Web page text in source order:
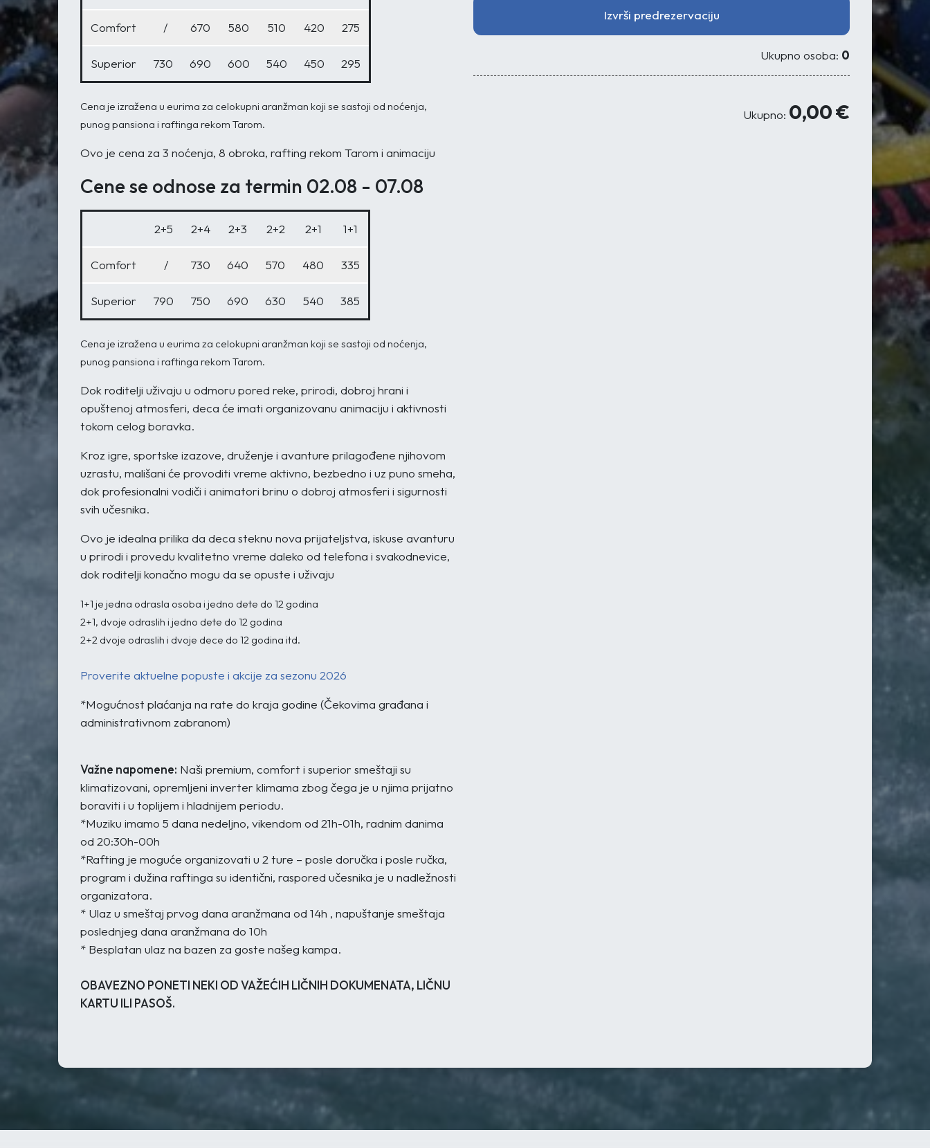
Comfort / 670 580 510 420 275
Superior 730 690 600 540 450 295
Cena je izražena u eurima za celokupni aranžman koji se sastoji od noćenja,
punog pansiona i raftinga rekom Tarom.
Ovo je cena za 3 noćenja, 8 obroka, rafting rekom Tarom i animaciju
Cene se odnose za termin 02.08 - 07.08
2+5 2+4 2+3 2+2 2+1 1+1
Comfort / 730 640 570 480 335
Superior 790 750 690 630 540 385
Cena je izražena u eurima za celokupni aranžman koji se sastoji od noćenja,
punog pansiona i raftinga rekom Tarom.
Dok roditelji uživaju u odmoru pored reke, prirodi, dobroj hrani i
opuštenoj atmosferi, deca će imati organizovanu animaciju i aktivnosti
tokom celog boravka.
Kroz igre, sportske izazove, druženje i avanture prilagođene njihovom
uzrastu, mališani će provoditi vreme aktivno, bezbedno i uz puno smeha,
dok profesionalni vodiči i animatori brinu o dobroj atmosferi i sigurnosti
svih učesnika.
Ovo je idealna prilika da deca steknu nova prijateljstva, iskuse avanturu
u prirodi i provedu kvalitetno vreme daleko od telefona i svakodnevice,
dok roditelji konačno mogu da se opuste i uživaju
1+1 je jedna odrasla osoba i jedno dete do 12 godina
2+1, dvoje odraslih i jedno dete do 12 godina
2+2 dvoje odraslih i dvoje dece do 12 godina itd.
Proverite aktuelne popuste i akcije za sezonu 2026
*Mogućnost plaćanja na rate do kraja godine (Čekovima građana i
administrativnom zabranom)
Važne napomene: Naši premium, comfort i superior smeštaji su
klimatizovani, opremljeni inverter klimama zbog čega je u njima prijatno
boraviti i u toplijem i hladnijem periodu.
*Muziku imamo 5 dana nedeljno, vikendom od 21h-01h, radnim danima
od 20:30h-00h
*Rafting je moguće organizovati u 2 ture – posle doručka i posle ručka,
program i dužina raftinga su identični, raspored učesnika je u nadležnosti
organizatora.
* Ulaz u smeštaj prvog dana aranžmana od 14h , napuštanje smeštaja
poslednjeg dana aranžmana do 10h
* Besplatan ulaz na bazen za goste našeg kampa.
OBAVEZNO PONETI NEKI OD VAŽEĆIH LIČNIH DOKUMENATA, LIČNU
KARTU ILI PASOŠ.
Izvrši predrezervaciju
Ukupno osoba: 0
Ukupno: 0,00 €